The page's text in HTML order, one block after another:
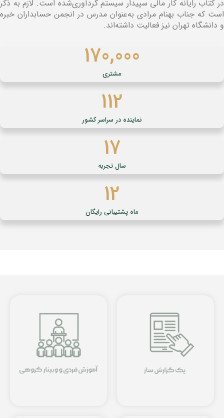
در کتاب رایانه کار مالی سپیدار سیستم گردآوری‌شده است. لازم به ذکر
است که جناب بهنام مرادی به‌عنوان مدرس در انجمن حسابداران خبره
و دانشگاه تهران نیز فعالیت داشته‌اند.
مشتری
170,000
نماینده در سراسر کشور
180
سال تجربه
17
ماه پشتیبانی رایگان
12